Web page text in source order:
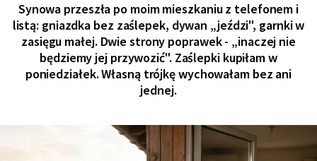
Synowa przeszła po moim mieszkaniu z telefonem i
listą: gniazdka bez zaślepek, dywan „jeździ", garnki w
zasięgu małej. Dwie strony poprawek - „inaczej nie
będziemy jej przywozić". Zaślepki kupiłam w
poniedziałek. Własną trójkę wychowałam bez ani
jednej.